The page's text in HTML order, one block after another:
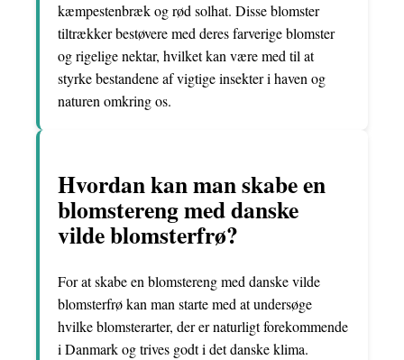
kæmpestenbræk og rød solhat. Disse blomster
tiltrækker bestøvere med deres farverige blomster
og rigelige nektar, hvilket kan være med til at
styrke bestandene af vigtige insekter i haven og
naturen omkring os.
Hvordan kan man skabe en
blomstereng med danske
vilde blomsterfrø?
For at skabe en blomstereng med danske vilde
blomsterfrø kan man starte med at undersøge
hvilke blomsterarter, der er naturligt forekommende
i Danmark og trives godt i det danske klima.